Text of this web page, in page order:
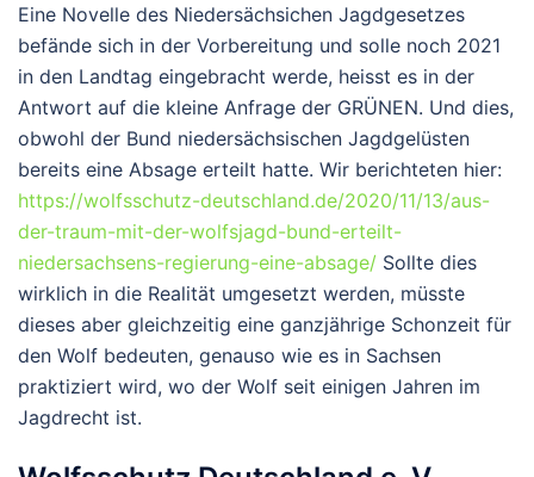
Eine Novelle des Niedersächsichen Jagdgesetzes
befände sich in der Vorbereitung und solle noch 2021
in den Landtag eingebracht werde, heisst es in der
Antwort auf die kleine Anfrage der GRÜNEN. Und dies,
obwohl der Bund niedersächsischen Jagdgelüsten
bereits eine Absage erteilt hatte. Wir berichteten hier:
https://wolfsschutz-deutschland.de/2020/11/13/aus-
der-traum-mit-der-wolfsjagd-bund-erteilt-
niedersachsens-regierung-eine-absage/ Sollte dies
wirklich in die Realität umgesetzt werden, müsste
dieses aber gleichzeitig eine ganzjährige Schonzeit für
den Wolf bedeuten, genauso wie es in Sachsen
praktiziert wird, wo der Wolf seit einigen Jahren im
Jagdrecht ist.